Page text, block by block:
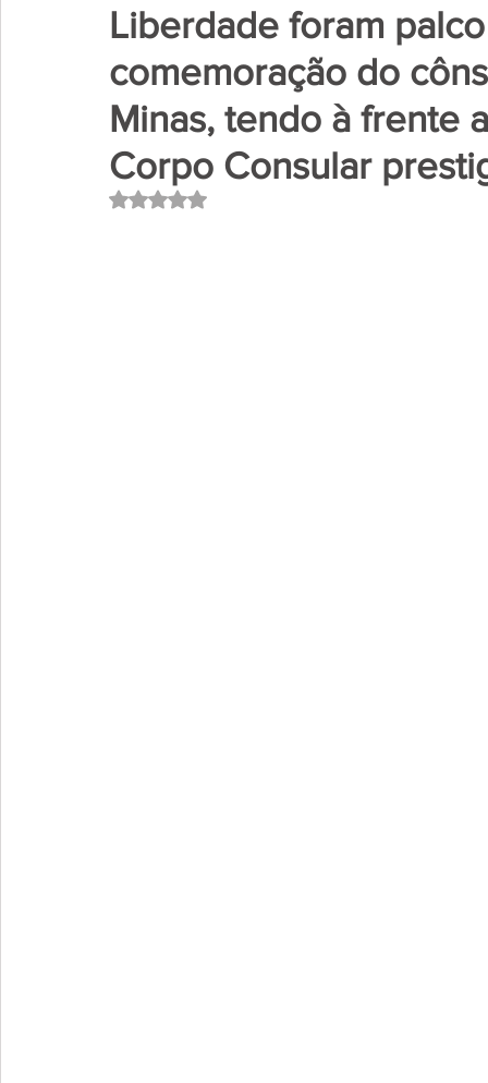
Liberdade foram
comemoração do
Minas, tendo à frente
Corpo Consular
Avaliado com NaN de 5 estrelas.